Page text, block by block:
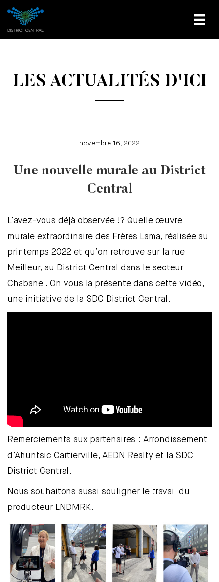
LES ACTUALITÉS D'ICI
novembre 16, 2022
Une nouvelle murale au District
Central
L’avez-vous déjà observée !? Quelle œuvre
murale extraordinaire des Frères Lama, réalisée au
printemps 2022 et qu’on retrouve sur la rue
Meilleur, au District Central dans le secteur
Chabanel. On vous la présente dans cette vidéo,
une initiative de la SDC District Central.
Remerciements aux partenaires : Arrondissement
d’Ahuntsic Cartierville, AEDN Realty et la SDC
District Central.
Nous souhaitons aussi souligner le travail du
producteur LNDMRK.